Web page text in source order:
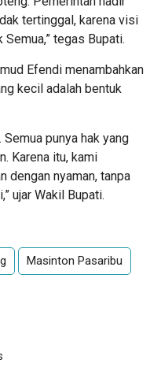
tertinggal, karena visi
tegas Bupati.
Efendi menambahkan
kecil adalah bentuk
punya hak yang
Karena itu, kami
dengan nyaman, tanpa
ujar Wakil Bupati.
Masinton Pasaribu